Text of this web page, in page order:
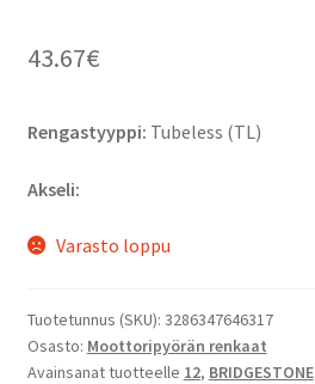
43.67€
Rengastyyppi: Tubeless (TL)
Akseli:
Varasto loppu
Tuotetunnus (SKU): 3286347646317
Osasto: Moottoripyörän renkaat
Avainsanat tuotteelle 12, BRIDGESTONE